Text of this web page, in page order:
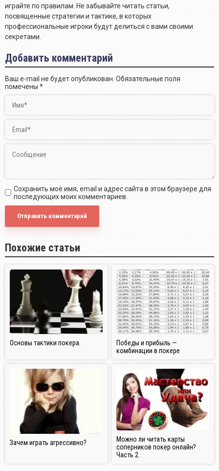
играйте по правилам. Не забывайте читать статьи,
посвященные стратегии и тактике, в которых
профессиональные игроки будут делиться с вами своими
секретами.
Добавить комментарий
Ваш e-mail не будет опубликован. Обязательные поля
помечены *
Сохранить моё имя, email и адрес сайта в этом браузере для
последующих моих комментариев.
Похожие статьи
Основы тактики покера.
Победы и прибыль —
комбинации в покере
Зачем играть агрессивно?
Можно ли читать карты
соперников покер онлайн?
Часть 2.